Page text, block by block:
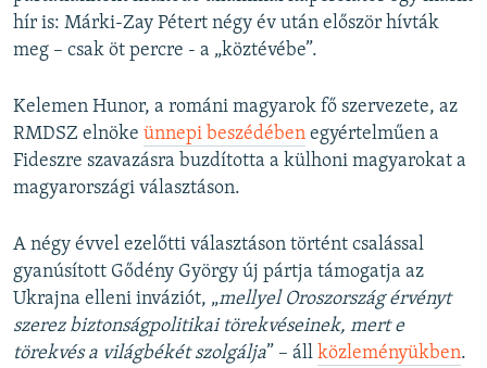
hír is: Márki-Zay Pétert négy év után először hívták
meg – csak öt percre - a „köztévébe”.
Kelemen Hunor, a románi magyarok fő szervezete, az
RMDSZ elnöke ünnepi beszédében egyértelműen a
Fideszre szavazásra buzdította a külhoni magyarokat a
magyarországi választáson.
A négy évvel ezelőtti választáson történt csalással
gyanúsított Gődény György új pártja támogatja az
Ukrajna elleni inváziót, „mellyel Oroszország érvényt
szerez biztonságpolitikai törekvéseinek, mert e
törekvés a világbékét szolgálja” – áll közleményükben.